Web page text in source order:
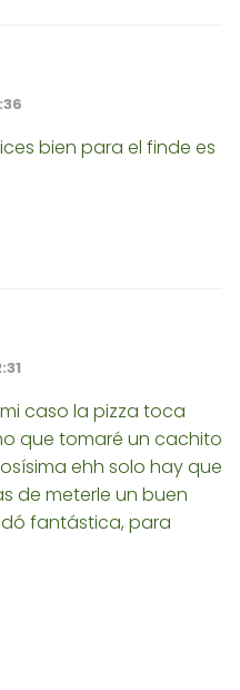
bien para el finde es
caso la pizza toca
que tomaré un cachito
ehh solo hay que
de meterle un buen
fantástica, para